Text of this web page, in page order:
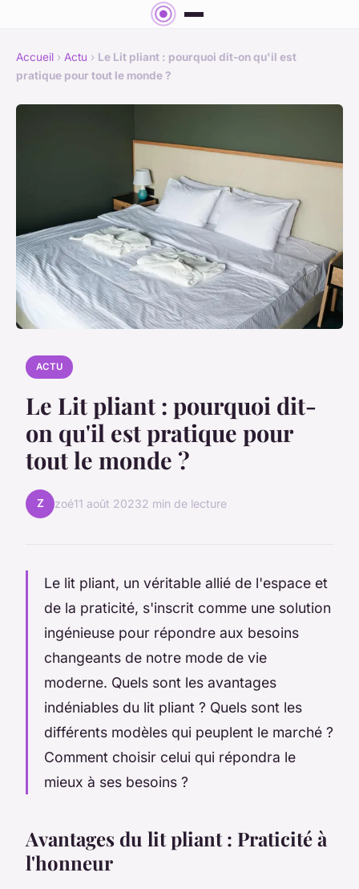
Accueil › Actu › Le Lit pliant : pourquoi dit-on qu'il est
pratique pour tout le monde ?
ACTU
Le Lit pliant : pourquoi dit-
on qu'il est pratique pour
tout le monde ?
Z zoé11 août 20232 min de lecture
Le lit pliant, un véritable allié de l'espace et
de la praticité, s'inscrit comme une solution
ingénieuse pour répondre aux besoins
changeants de notre mode de vie
moderne. Quels sont les avantages
indéniables du lit pliant ? Quels sont les
différents modèles qui peuplent le marché ?
Comment choisir celui qui répondra le
mieux à ses besoins ?
Avantages du lit pliant : Praticité à
l'honneur